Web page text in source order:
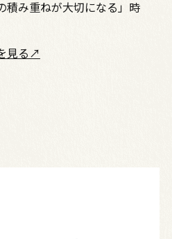
積み重ねが大切になる」時
見る↗